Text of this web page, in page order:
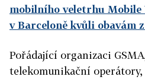
mobilního veletrhu Mobile
v Barceloně kvůli obavám
Pořádající organizaci
telekomunikační